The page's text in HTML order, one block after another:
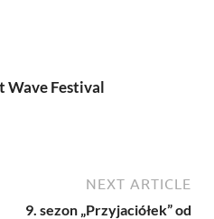
Wave Festival
NEXT ARTICLE
9. sezon „Przyjaciółek” od